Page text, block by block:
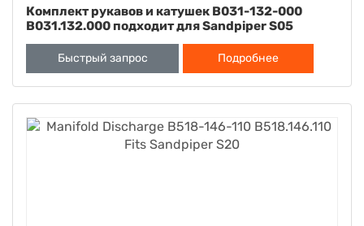
Комплект рукавов и катушек B031-132-000
B031.132.000 подходит для Sandpiper S05
Быстрый запрос Подробнее